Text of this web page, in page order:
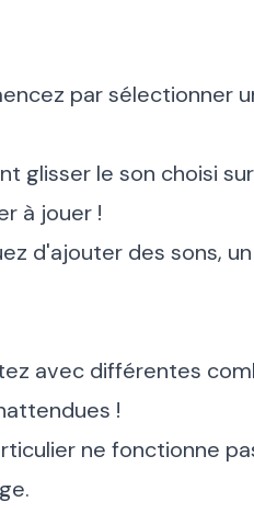
par sélectionner
glisser le son choisi
à jouer !
d'ajouter des sons,
avec différentes
!
ne fonctionne